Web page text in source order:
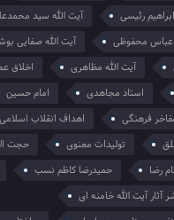
رئیسی
آیت الله سید
عباس محفوظی
آیت الله صفایی
آیت الله مظاهری
اخلاق
استاد مجاهدی
امام حسین
فرهنگی
اهداف انقلاب اسلامی
تولیدات معنوی
حجت
رضا
حمیدرضا کاظم نسب
آثار آیت الله خامنه ای